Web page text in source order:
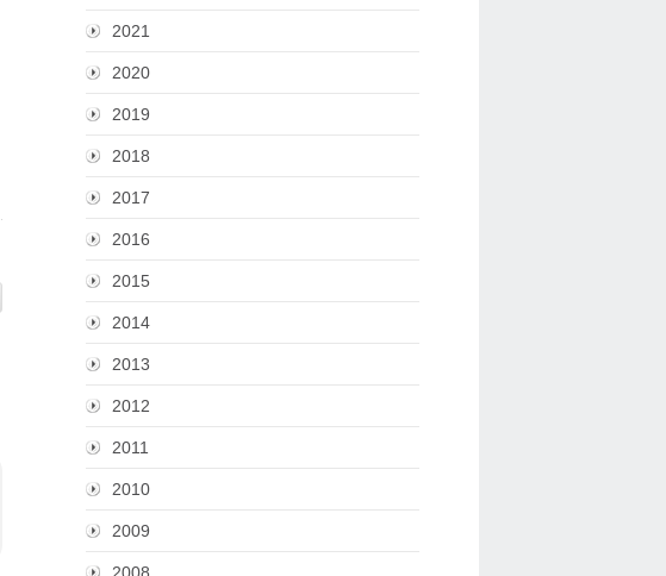
2021
2020
2019
2018
2017
2016
2015
2014
2013
2012
2011
2010
2009